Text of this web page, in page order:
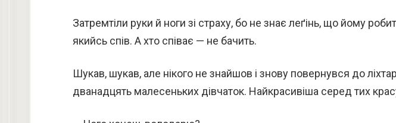
Затремтіли руки й ноги зі страху, бо не знає леґінь, що йому
якийсь спів. А хто співає — не бачить.
Шукав, шукав, але нікого не знайшов і знову повернувся до
дванадцять малесеньких дівчаток. Найкрасивіша серед тих